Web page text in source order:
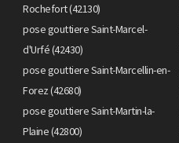
Rochefort (42130)
pose gouttiere Saint-Marcel-
d'Urfé (42430)
pose gouttiere Saint-Marcellin-en-
Forez (42680)
pose gouttiere Saint-Martin-la-
Plaine (42800)